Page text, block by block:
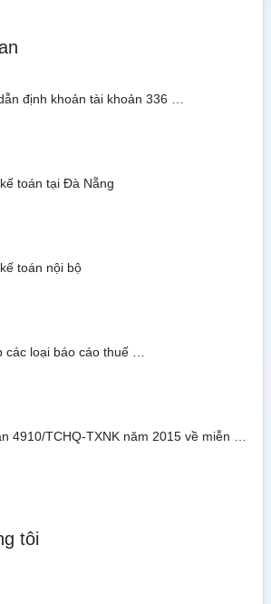
định khoản tài khoản 336 …
toán tại Đà Nẵng
toán nội bộ
các loại báo cáo thuế …
4910/TCHQ-TXNK năm 2015 về miễn …
tôi